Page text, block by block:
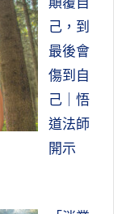
己，到
最後會
傷到自
己｜悟
道法師
開示